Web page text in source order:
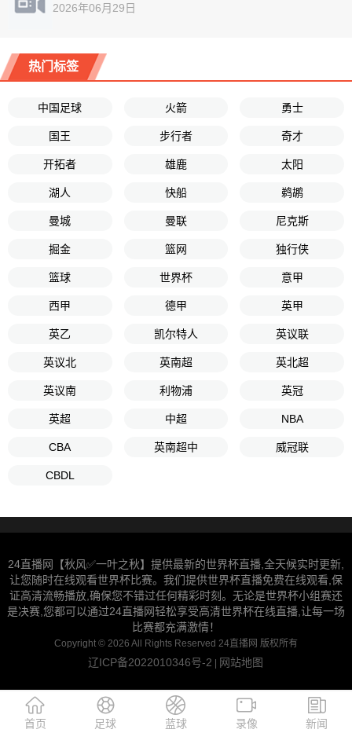
2026年06月29日
热门标签
中国足球 火箭 勇士
国王 步行者 奇才
开拓者 雄鹿 太阳
湖人 快船 鹈鹕
曼城 曼联 尼克斯
掘金 篮网 独行侠
篮球 世界杯 意甲
西甲 德甲 英甲
英乙 凯尔特人 英议联
英议北 英南超 英北超
英议南 利物浦 英冠
英超 中超 NBA
CBA 英南超中 威冠联
CBDL
24直播网【秋风✅一叶之秋】提供最新的世界杯直播,全天候实时更新,
让您随时在线观看世界杯比赛。我们提供世界杯直播免费在线观看,保
证高清流畅播放,确保您不错过任何精彩时刻。无论是世界杯小组赛还
是决赛,您都可以通过24直播网轻松享受高清世界杯在线直播,让每一场
比赛都充满激情！
Copyright © 2026 All Rights Reserved 24直播网 版权所有
辽ICP备2022010346号-2 | 网站地图
首页 足球 蓝球 录像 新闻